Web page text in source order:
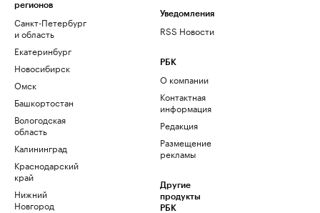
регионов
Санкт-Петербург
и область
Екатеринбург
Новосибирск
Омск
Башкортостан
Вологодская
область
Калининград
Краснодарский
край
Нижний
Новгород
Уведомления
RSS Новости
РБК
О компании
Контактная
информация
Редакция
Размещение
рекламы
Другие
продукты
РБК